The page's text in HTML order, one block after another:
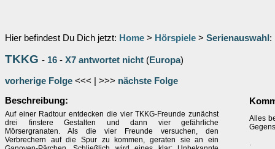
Hier befindest Du Dich jetzt: Home > Hörspiele > Serienauswahl :
TKKG - 16 - X7 antwortet nicht (Europa)
vorherige Folge <<< | >>> nächste Folge
Beschreibung:
Auf einer Radtour entdecken die vier TKKG-Freunde zunächst
drei finstere Gestalten und dann vier gefährliche
Mörsergranaten. Als die vier Freunde versuchen, den
Verbrechern auf die Spur zu kommen, geraten sie an ein
Alles
.